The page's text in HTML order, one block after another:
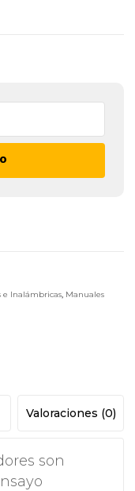
e Inalámbricas, Manuales
Valoraciones (0)
son